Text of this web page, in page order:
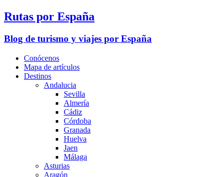
Rutas por España
Blog de turismo y viajes por España
Conócenos
Mapa de artículos
Destinos
Andalucia
Sevilla
Almería
Cádiz
Córdoba
Granada
Huelva
Jaen
Málaga
Asturias
Aragón